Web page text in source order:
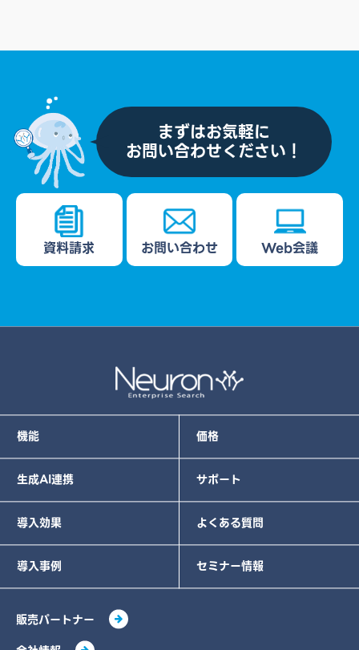
まずはお気軽に
お問い合わせください！
資料請求 お問い合わせ Web会議
機能 価格
生成AI連携 サポート
導入効果 よくある質問
導入事例 セミナー情報
販売パートナー